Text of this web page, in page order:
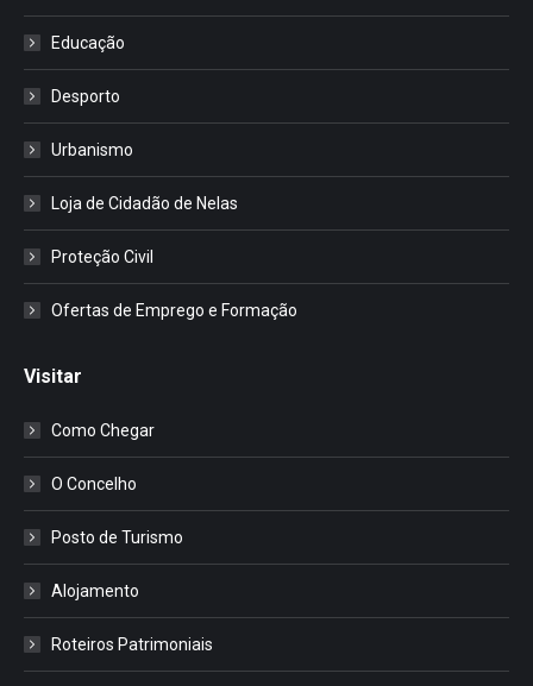
Educação
Desporto
Urbanismo
Loja de Cidadão de Nelas
Proteção Civil
Ofertas de Emprego e Formação
Visitar
Como Chegar
O Concelho
Posto de Turismo
Alojamento
Roteiros Patrimoniais